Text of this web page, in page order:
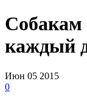
Собакам
каждый
Июн 05 2015
0